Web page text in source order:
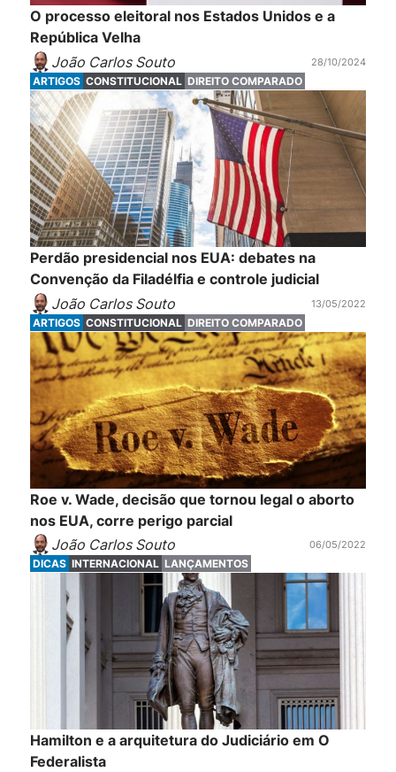
O processo eleitoral nos Estados Unidos e a
República Velha
João Carlos Souto
28/10/2024
ARTIGOS CONSTITUCIONAL DIREITO COMPARADO
Perdão presidencial nos EUA: debates na
Convenção da Filadélfia e controle judicial
João Carlos Souto
13/05/2022
ARTIGOS CONSTITUCIONAL DIREITO COMPARADO
Roe v. Wade, decisão que tornou legal o aborto
nos EUA, corre perigo parcial
João Carlos Souto
06/05/2022
DICAS INTERNACIONAL LANÇAMENTOS
Hamilton e a arquitetura do Judiciário em O
Federalista